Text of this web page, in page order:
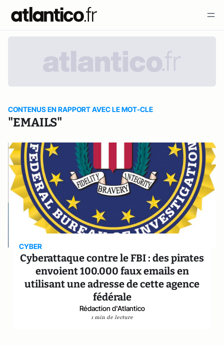
CONTENUS EN RAPPORT AVEC LE MOT-CLE
"EMAILS"
CYBER
Cyberattaque contre le FBI : des pirates
envoient 100.000 faux emails en
utilisant une adresse de cette agence
fédérale
Rédaction d'Atlantico
1 min de lecture